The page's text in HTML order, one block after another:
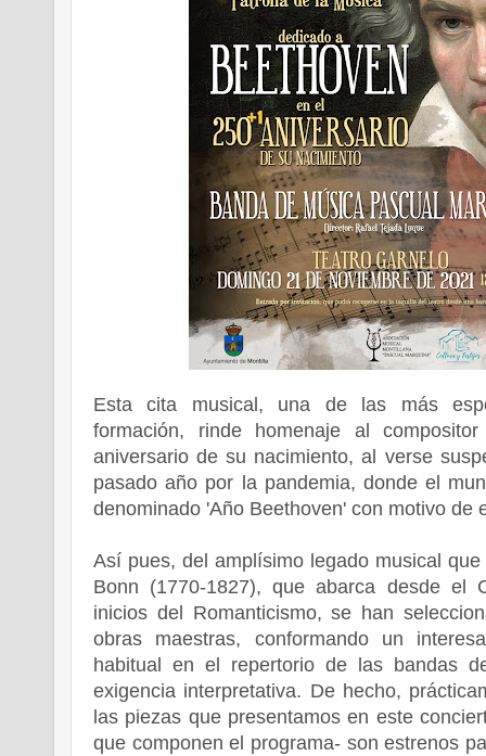
Esta cita musical, una de las más
formación, rinde homenaje al
aniversario de su nacimiento, al verse
pasado año por la pandemia, donde el
denominado 'Año Beethoven' con motivo de
Así pues, del amplísimo legado musical
Bonn (1770-1827), que abarca desde el
inicios del Romanticismo, se han
obras maestras, conformando un
habitual en el repertorio de las bandas
exigencia interpretativa. De hecho,
las piezas que presentamos en este
que componen el programa- son estrenos